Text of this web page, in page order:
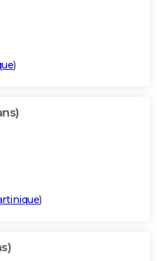
)
)